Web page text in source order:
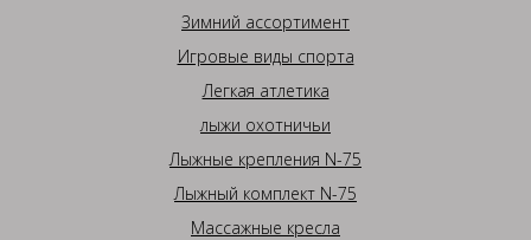
Зимний ассортимент
Игровые виды спорта
Легкая атлетика
лыжи охотничьи
Лыжные крепления N-75
Лыжный комплект N-75
Массажные кресла